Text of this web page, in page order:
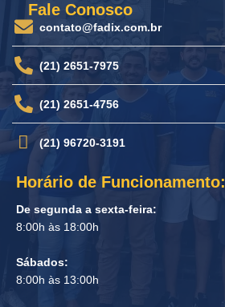
Fale Conosco
contato@fadix.com.br
(21) 2651-7975
(21) 2651-4756
(21) 96720-3191
Horário de Funcionamento:
De segunda a sexta-feira:
8:00h às 18:00h
Sábados:
8:00h às 13:00h